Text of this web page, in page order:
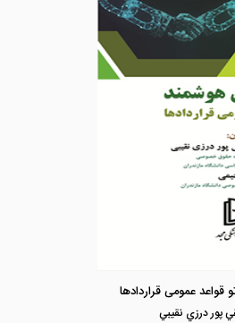
قواعد عمومی قراردادها
پور درزي نقيبي